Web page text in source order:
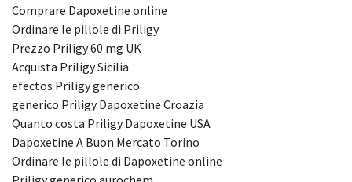
Comprare Dapoxetine online
Ordinare le pillole di Priligy
Prezzo Priligy 60 mg UK
Acquista Priligy Sicilia
efectos Priligy generico
generico Priligy Dapoxetine Croazia
Quanto costa Priligy Dapoxetine USA
Dapoxetine A Buon Mercato Torino
Ordinare le pillole di Dapoxetine online